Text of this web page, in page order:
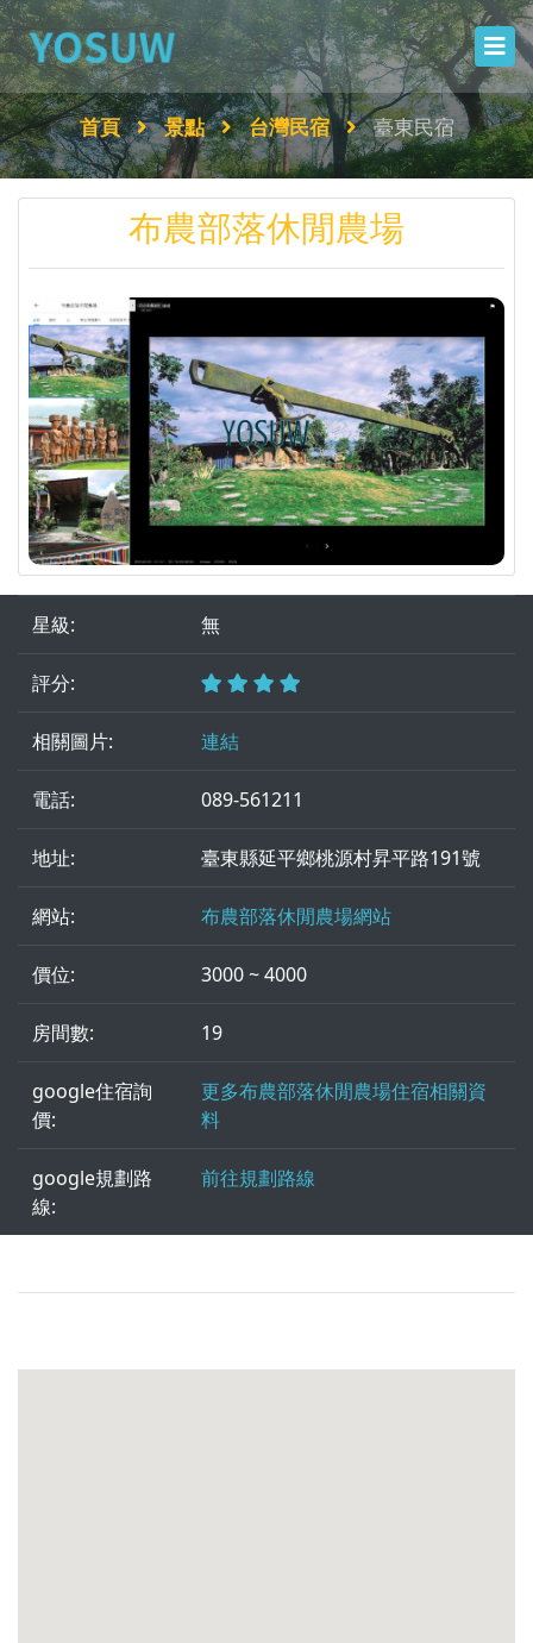
首頁 景點 台灣民宿 臺東民宿
布農部落休閒農場
星級: 無
評分:
相關圖片: 連結
電話: 089-561211
地址: 臺東縣延平鄉桃源村昇平路191號
網站: 布農部落休閒農場網站
價位: 3000 ~ 4000
房間數: 19
google住宿詢
價:
更多布農部落休閒農場住宿相關資
料
google規劃路
線:
前往規劃路線